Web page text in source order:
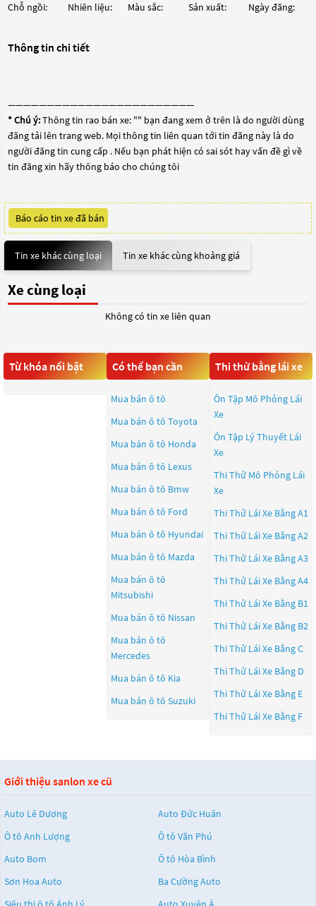
Chỗ ngồi: Nhiên liệu: Màu sắc: Sản xuất: Ngày đăng:
Thông tin chi tiết
————————————————————————
* Chú ý:Thông tin rao bán xe: "" bạn đang xem ở trên là do người dùng
đăng tải lên trang web. Mọi thông tin liên quan tới tin đăng này là do
người đăng tin cung cấp . Nếu bạn phát hiện có sai sót hay vấn đề gì về
tin đăng xin hãy thông báo cho chúng tôi
Báo cáo tin xe đã bán
Tin xe khác cùng loại Tin xe khác cùng khoảng giá
Xe cùng loại
Không có tin xe liên quan
Từ khóa nổi bật Có thể bạn cần
Mua bán ô tô
Mua bán ô tô Toyota
Mua bán ô tô Honda
Mua bán ô tô Lexus
Mua bán ô tô Bmw
Mua bán ô tô Ford
Mua bán ô tô Hyundai
Mua bán ô tô Mazda
Mua bán ô tô
Mitsubishi
Mua bán ô tô Nissan
Mua bán ô tô
Mercedes
Mua bán ô tô Kia
Mua bán ô tô Suzuki
Thi thử bằng lái xe
Ôn Tập Mô Phỏng Lái
Xe
Ôn Tập Lý Thuyết Lái
Xe
Thi Thử Mô Phỏng Lái
Xe
Thi Thử Lái Xe Bằng A1
Thi Thử Lái Xe Bằng A2
Thi Thử Lái Xe Bằng A3
Thi Thử Lái Xe Bằng A4
Thi Thử Lái Xe Bằng B1
Thi Thử Lái Xe Bằng B2
Thi Thử Lái Xe Bằng C
Thi Thử Lái Xe Bằng D
Thi Thử Lái Xe Bằng E
Thi Thử Lái Xe Bằng F
Giới thiệu sanlon xe cũ
Auto Lê Dương
Auto Đức Huân
Ô tô Anh Lượng
Ô tô Văn Phú
Auto Bom
Ô tô Hòa Bình
Sơn Hoa Auto
Ba Cường Auto